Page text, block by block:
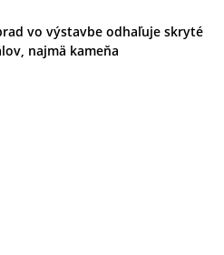
vo výstavbe odhaľuje skryté
najmä kameňa